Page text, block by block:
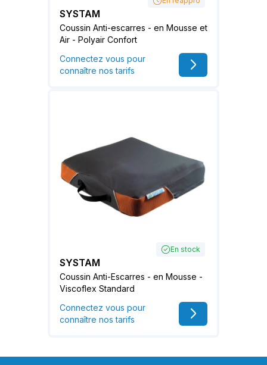
SYSTAM
Coussin Anti-escarres - en Mousse et
Air - Polyair Confort
Connectez vous pour
connaître nos tarifs
En stock
SYSTAM
Coussin Anti-Escarres - en Mousse -
Viscoflex Standard
Connectez vous pour
connaître nos tarifs